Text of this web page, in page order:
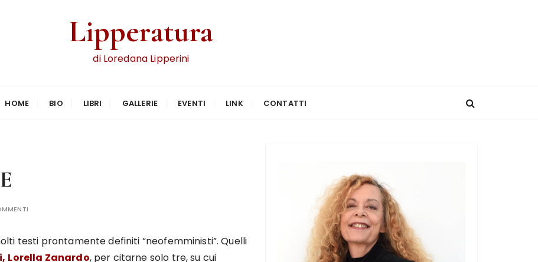
Lipperatura
di Loredana Lipperini
HOME BIO LIBRI GALLERIE EVENTI LINK CONTATTI
testi prontamente definiti “neofemministi”. Quelli
Lorella Zanardo, per citarne solo tre, su cui